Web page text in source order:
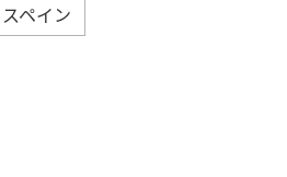
スペイン